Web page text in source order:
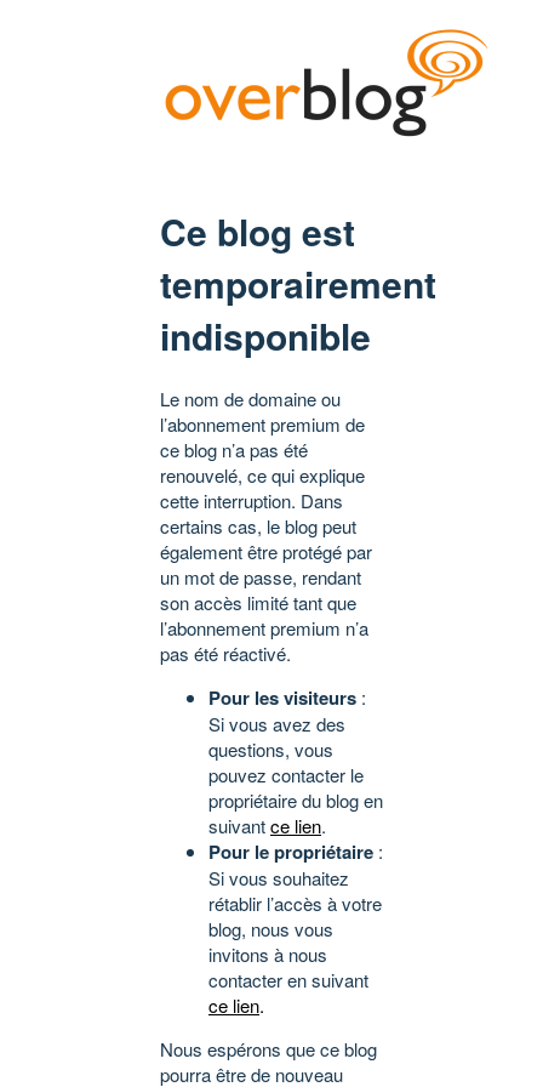
Ce blog est
temporairement
indisponible
Le nom de domaine ou
l’abonnement premium de
ce blog n’a pas été
renouvelé, ce qui explique
cette interruption. Dans
certains cas, le blog peut
également être protégé par
un mot de passe, rendant
son accès limité tant que
l’abonnement premium n’a
pas été réactivé.
Pour les visiteurs :
Si vous avez des
questions, vous
pouvez contacter le
propriétaire du blog en
suivantce lien.
Pour le propriétaire :
Si vous souhaitez
rétablir l’accès à votre
blog, nous vous
invitons à nous
contacter en suivant
ce lien.
Nous espérons que ce blog
pourra être de nouveau